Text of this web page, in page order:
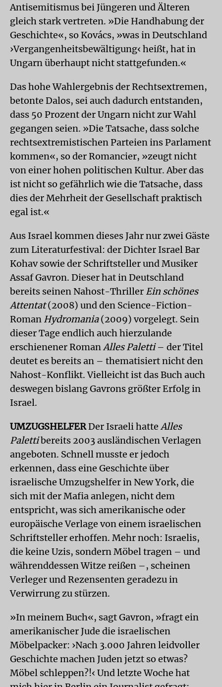
Antisemitismus bei Jüngeren und Älteren
gleich stark vertreten. »Die Handhabung der
Geschichte«, so Kovács, »was in Deutschland
›Vergangenheitsbewältigung‹ heißt, hat in
Ungarn überhaupt nicht stattgefunden.«
Das hohe Wahlergebnis der Rechtsextremen,
betonte Dalos, sei auch dadurch entstanden,
dass 50 Prozent der Ungarn nicht zur Wahl
gegangen seien. »Die Tatsache, dass solche
rechtsextremistischen Parteien ins Parlament
kommen«, so der Romancier, »zeugt nicht
von einer hohen politischen Kultur. Aber das
ist nicht so gefährlich wie die Tatsache, dass
dies der Mehrheit der Gesellschaft praktisch
egal ist.«
Aus Israel kommen dieses Jahr nur zwei Gäste
zum Literaturfestival: der Dichter Israel Bar
Kohav sowie der Schriftsteller und Musiker
Assaf Gavron. Dieser hat in Deutschland
bereits seinen Nahost-Thriller Ein schönes
Attentat(2008) und den Science-Fiction-
Roman Hydromania(2009) vorgelegt. Sein
dieser Tage endlich auch hierzulande
erschienener Roman Alles Paletti– der Titel
deutet es bereits an – thematisiert nicht den
Nahost-Konflikt. Vielleicht ist das Buch auch
deswegen bislang Gavrons größter Erfolg in
Israel.
UMZUGSHELFERDer Israeli hatte Alles
Palettibereits 2003 ausländischen Verlagen
angeboten. Schnell musste er jedoch
erkennen, dass eine Geschichte über
israelische Umzugshelfer in New York, die
sich mit der Mafia anlegen, nicht dem
entspricht, was sich amerikanische oder
europäische Verlage von einem israelischen
Schriftsteller erhoffen. Mehr noch: Israelis,
die keine Uzis, sondern Möbel tragen – und
währenddessen Witze reißen –, scheinen
Verleger und Rezensenten geradezu in
Verwirrung zu stürzen.
»In meinem Buch«, sagt Gavron, »fragt ein
amerikanischer Jude die israelischen
Möbelpacker: ›Nach 3.000 Jahren leidvoller
Geschichte machen Juden jetzt so etwas?
Möbel schleppen?!‹ Und letzte Woche hat